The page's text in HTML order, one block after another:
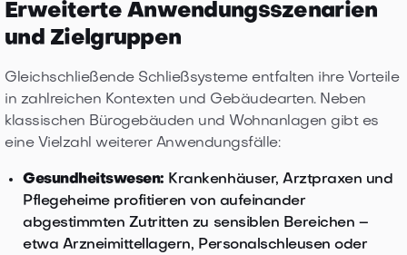
Erweiterte Anwendungsszenarien
und Zielgruppen
Gleichschließende Schließsysteme entfalten ihre Vorteile
in zahlreichen Kontexten und Gebäudearten. Neben
klassischen Bürogebäuden und Wohnanlagen gibt es
eine Vielzahl weiterer Anwendungsfälle:
Gesundheitswesen: Krankenhäuser, Arztpraxen und
Pflegeheime profitieren von aufeinander
abgestimmten Zutritten zu sensiblen Bereichen –
etwa Arzneimittellagern, Personalschleusen oder